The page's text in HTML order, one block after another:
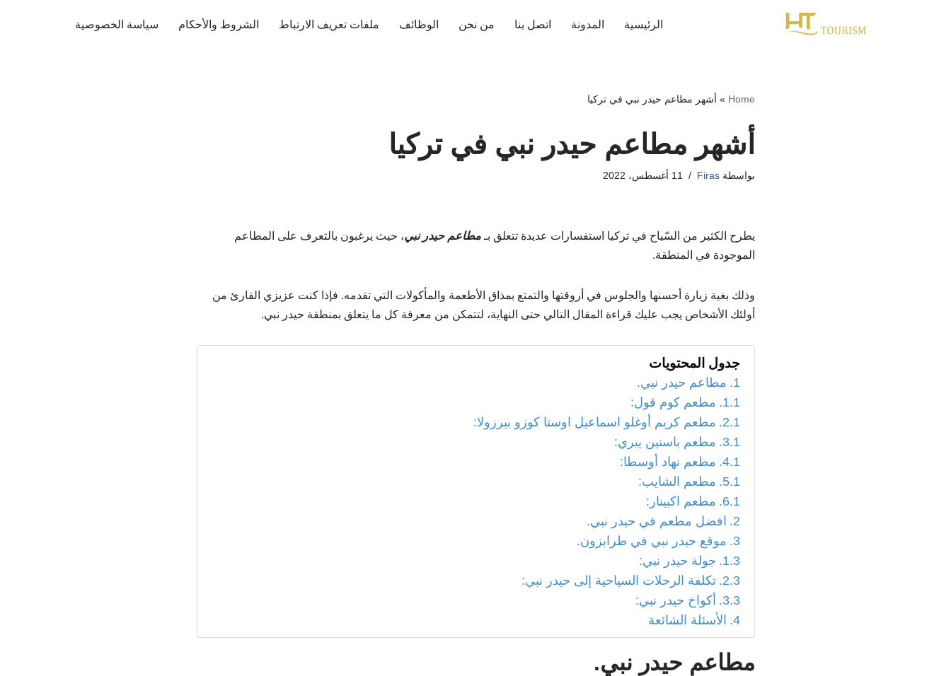
الرئيسية المدونة اتصل بنا من نحن الوظائف ملفات تعريف الارتباط الشروط والأحكام سياسة الخصوصية
Home
» أشهر مطاعم حيدر نبي في تركيا
أشهر مطاعم حيدر نبي في تركيا
بواسطةFiras 11 أغسطس، 2022
يطرح الكثير من السّياح في تركيا استفسارات عديدة تتعلق بـمطاعم حيدر نبي، حيث يرغبون بالتعرف على المطاعم
الموجودة في المنطقة.
وذلك بغية زيارة أحسنها والجلوس في أروقتها والتمتع بمذاق الأطعمة والمأكولات التي تقدمه. فإذا كنت عزيزي القارئ من
أولئك الأشخاص يجب عليك قراءة المقال التالي حتى النهاية، لتتمكن من معرفة كل ما يتعلق بمنطقة حيدر نبي.
جدول المحتويات
مطاعم حيدر نبي.
مطعم كوم قول:
مطعم كريم أوغلو اسماعيل اوستا كوزو بيرزولا:
مطعم باسنين ييري:
مطعم نهاد أوسطا:
مطعم الشايب:
مطعم اكبينار:
افضل مطعم في حيدر نبي.
موقع حيدر نبي في طرابزون.
جولة حيدر نبي:
تكلفة الرحلات السياحية إلى حيدر نبي:
أكواخ حيدر نبي:
الأسئلة الشائعة
مطاعم حيدر نبي.